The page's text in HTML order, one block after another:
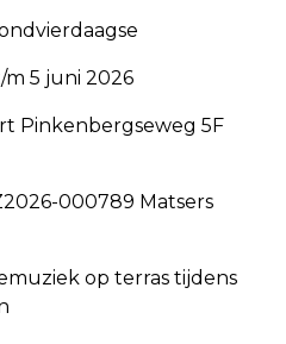
juni 2026
5F
000789 Matsers
op terras tijdens